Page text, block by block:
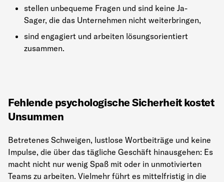
stellen unbequeme Fragen und sind keine Ja-
Sager, die das Unternehmen nicht weiterbringen,
sind engagiert und arbeiten lösungsorientiert
zusammen.
Fehlende psychologische Sicherheit kostet
Unsummen
Betretenes Schweigen, lustlose Wortbeiträge und keine
Impulse, die über das tägliche Geschäft hinausgehen: Es
macht nicht nur wenig Spaß mit oder in unmotivierten
Teams zu arbeiten. Vielmehr führt es mittelfristig in die